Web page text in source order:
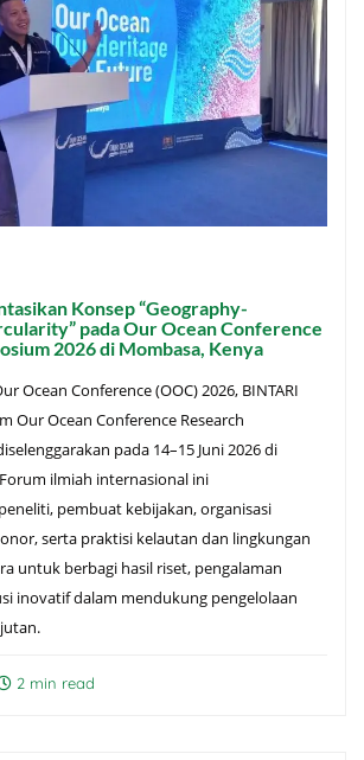
Konsep “Geography-
pada Our Ocean Conference
2026 di Mombasa, Kenya
Ocean Conference (OOC) 2026, BINTARI
Our Ocean Conference Research
pada 14–15 Juni 2026 di
ilmiah internasional ini
pembuat kebijakan, organisasi
serta praktisi kelautan dan lingkungan
untuk berbagi hasil riset, pengalaman
inovatif dalam mendukung pengelolaan
2 min read